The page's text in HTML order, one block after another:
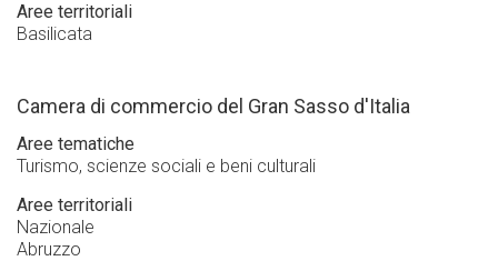
Aree territoriali
Basilicata
Camera di commercio del Gran Sasso d'Italia
Aree tematiche
Turismo, scienze sociali e beni culturali
Aree territoriali
Nazionale
Abruzzo